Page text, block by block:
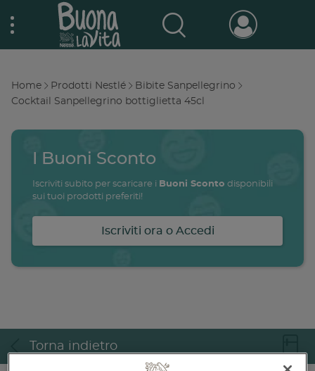
to
Nestlé Buona la vita
navigation
Buono a sapersi
Ricette
Primi piatti
Piatti unici
Buoni sconto
Breadcrumb
Home Prodotti Nestlé
Bibite Sanpellegrino
Cocktail Sanpellegrino bottiglietta 45cl
I Buoni Sconto
Iscriviti subito per scaricare i Buoni Sconto disponibili
sui tuoi prodotti preferiti!
Iscriviti ora o Accedi
Torna indietro